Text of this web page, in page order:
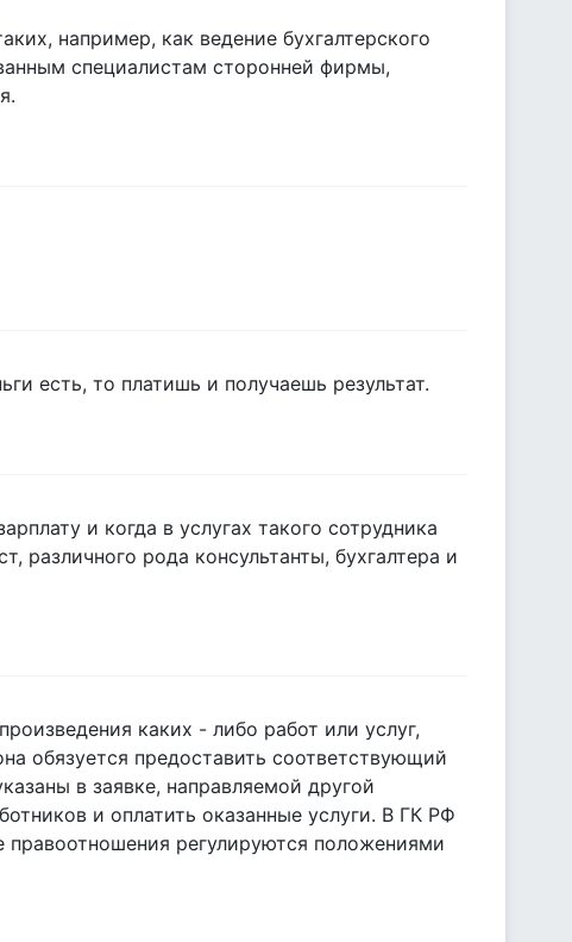
например, как ведение бухгалтерского
специалистам сторонней фирмы,
есть, то платишь и получаешь результат.
и когда в услугах такого сотрудника
рода консультанты, бухгалтера и
каких - либо работ или услуг,
обязуется предоставить соответствующий
в заявке, направляемой другой
и оплатить оказанные услуги. В ГК РФ
правоотношения регулируются положениями